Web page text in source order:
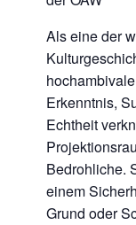
Als eine der
Erkenntnis,
Echtheit
Bedrohliche.
einem
Grund oder